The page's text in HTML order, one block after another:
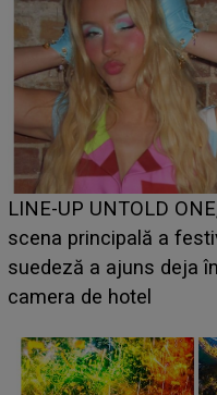
Ce a dezvăluit noua
luat prin surprindere pe
BĂIATUL VIZAT de
faptului împlinit, A